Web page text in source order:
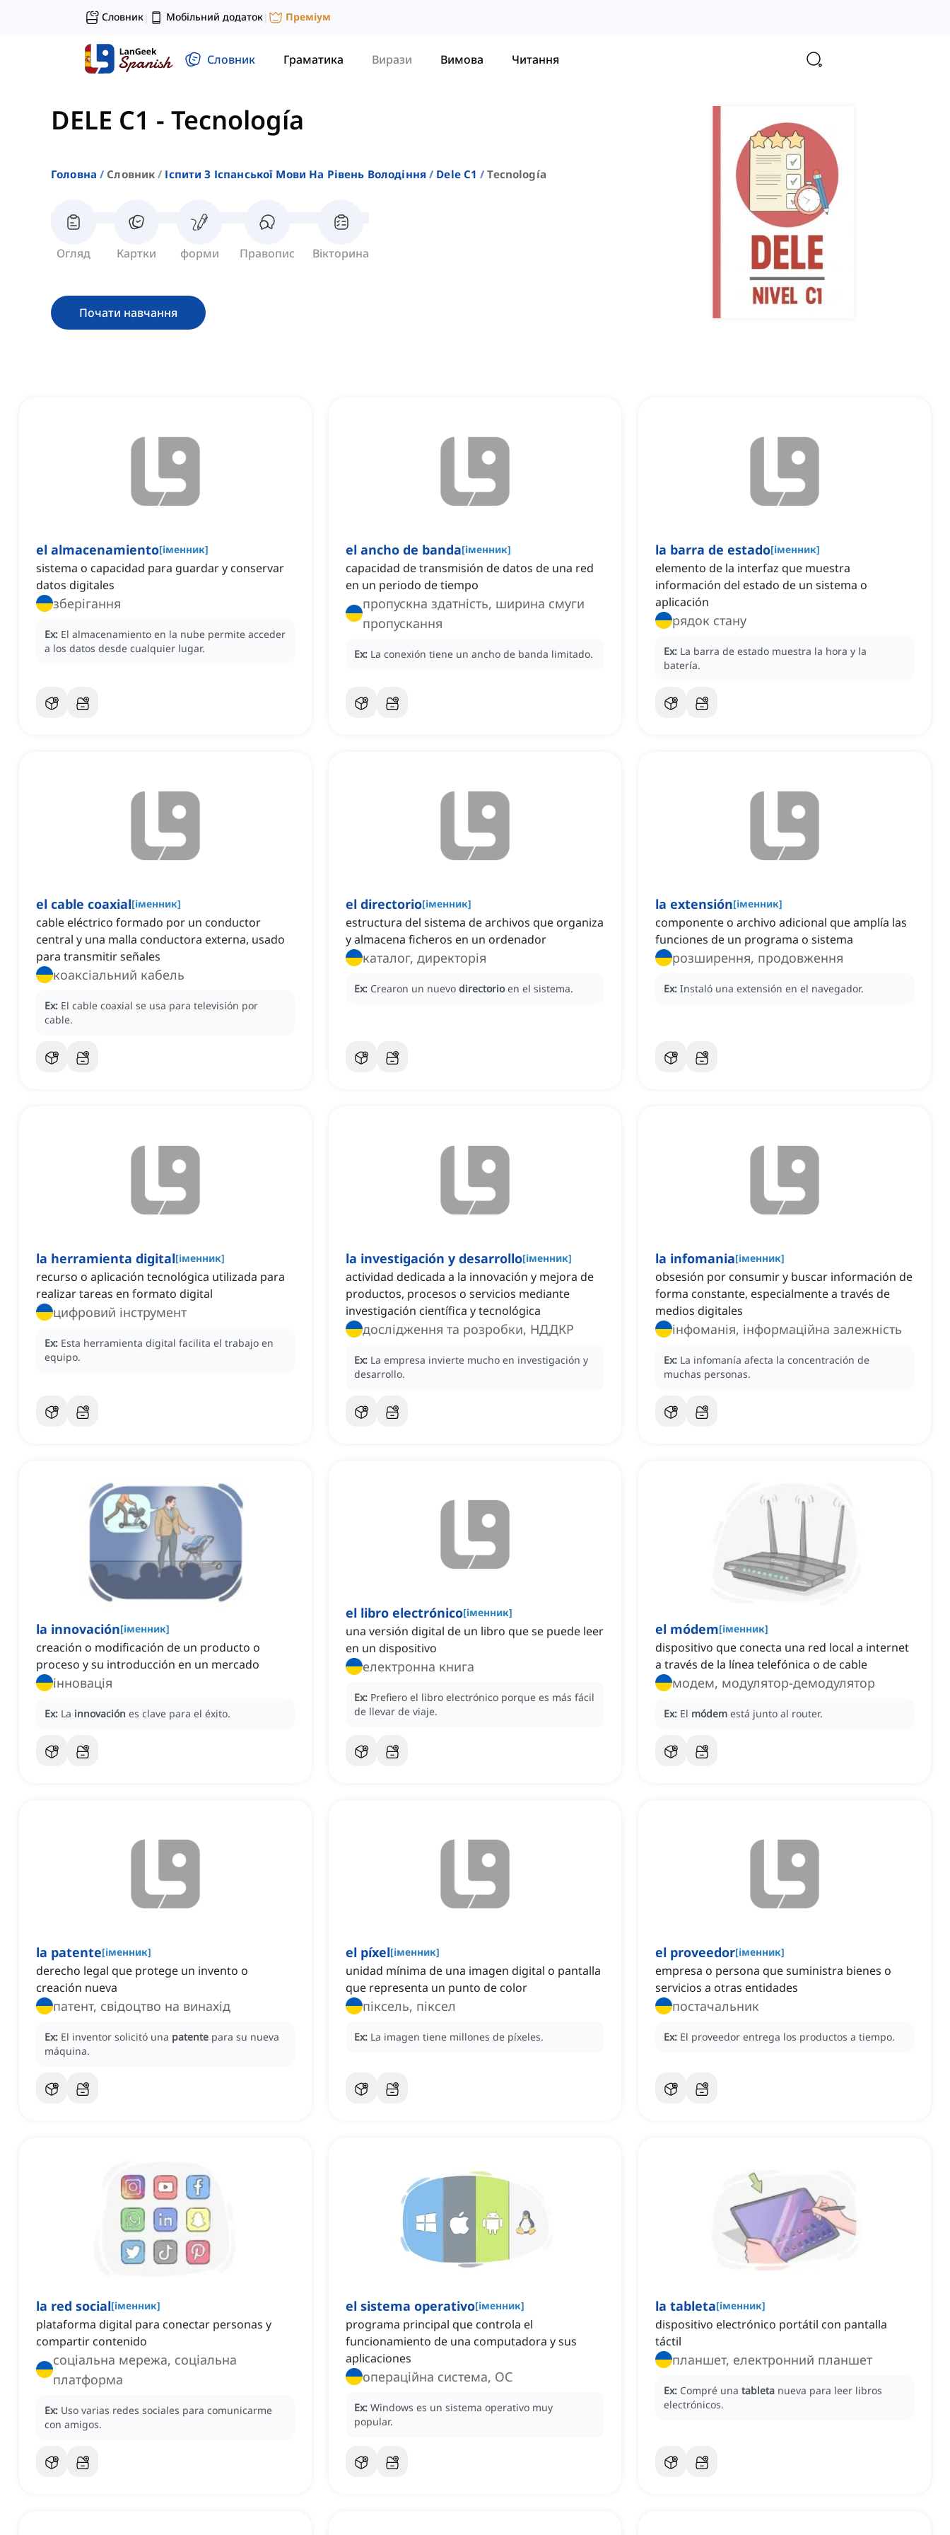
Словник| Мобільний додаток| Преміум
Словник Граматика Вирази Вимова Читання
DELE C1 - Tecnología
Головна Словник Іспити З Іспанської Мови На Рівень Володіння Dele C1 Tecnología
Огляд Картки форми Правопис Вікторина
Почати навчання
el almacenamiento[іменник]
sistema o capacidad para guardar y conservar
datos digitales
зберігання
Ex: El almacenamiento en la nube permite acceder
a los datos desde cualquier lugar.
el ancho de banda[іменник]
capacidad de transmisión de datos de una red
en un periodo de tiempo
пропускна здатність, ширина смуги
пропускання
Ex: La conexión tiene un ancho de banda limitado.
la barra de estado[іменник]
elemento de la interfaz que muestra
información del estado de un sistema o
aplicación
рядок стану
Ex: La barra de estado muestra la hora y la
batería.
el cable coaxial[іменник]
cable eléctrico formado por un conductor
central y una malla conductora externa, usado
para transmitir señales
коаксіальний кабель
Ex: El cable coaxial se usa para televisión por
cable.
el directorio[іменник]
estructura del sistema de archivos que organiza
y almacena ficheros en un ordenador
каталог, директорія
Ex: Crearon un nuevo directorio en el sistema.
la extensión[іменник]
componente o archivo adicional que amplía las
funciones de un programa o sistema
розширення, продовження
Ex: Instaló una extensión en el navegador.
la herramienta digital[іменник]
recurso o aplicación tecnológica utilizada para
realizar tareas en formato digital
цифровий інструмент
Ex: Esta herramienta digital facilita el trabajo en
equipo.
la investigación y desarrollo[іменник]
actividad dedicada a la innovación y mejora de
productos, procesos o servicios mediante
investigación científica y tecnológica
дослідження та розробки, НДДКР
Ex: La empresa invierte mucho en investigación y
desarrollo.
la infomania[іменник]
obsesión por consumir y buscar información de
forma constante, especialmente a través de
medios digitales
інфоманія, інформаційна залежність
Ex: La infomanía afecta la concentración de
muchas personas.
la innovación[іменник]
creación o modificación de un producto o
proceso y su introducción en un mercado
інновація
Ex: La innovación es clave para el éxito.
el libro electrónico[іменник]
una versión digital de un libro que se puede leer
en un dispositivo
електронна книга
Ex: Prefiero el libro electrónico porque es más fácil
de llevar de viaje.
el módem[іменник]
dispositivo que conecta una red local a internet
a través de la línea telefónica o de cable
модем, модулятор-демодулятор
Ex: El módem está junto al router.
la patente[іменник]
derecho legal que protege un invento o
creación nueva
патент, свідоцтво на винахід
Ex: El inventor solicitó una patente para su nueva
máquina.
el píxel[іменник]
unidad mínima de una imagen digital o pantalla
que representa un punto de color
піксель, піксел
Ex: La imagen tiene millones de píxeles.
el proveedor[іменник]
empresa o persona que suministra bienes o
servicios a otras entidades
постачальник
Ex: El proveedor entrega los productos a tiempo.
la red social[іменник]
plataforma digital para conectar personas y
compartir contenido
соціальна мережа, соціальна
платформа
Ex: Uso varias redes sociales para comunicarme
con amigos.
el sistema operativo[іменник]
programa principal que controla el
funcionamiento de una computadora y sus
aplicaciones
операційна система, ОС
Ex: Windows es un sistema operativo muy
popular.
la tableta[іменник]
dispositivo electrónico portátil con pantalla
táctil
планшет, електронний планшет
Ex: Compré una tableta nueva para leer libros
electrónicos.